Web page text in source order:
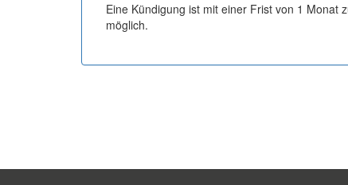
Eine Kündigung ist mit einer Frist von 1 Monat
möglich.